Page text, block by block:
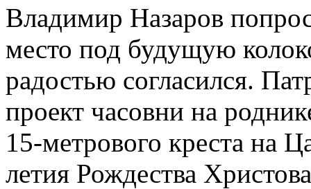
Владимир Назаров
место под будущую
радостью согласился.
проект часовни на
15-метрового креста на
летия Рождества